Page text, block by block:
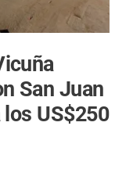
San Juan
US$250